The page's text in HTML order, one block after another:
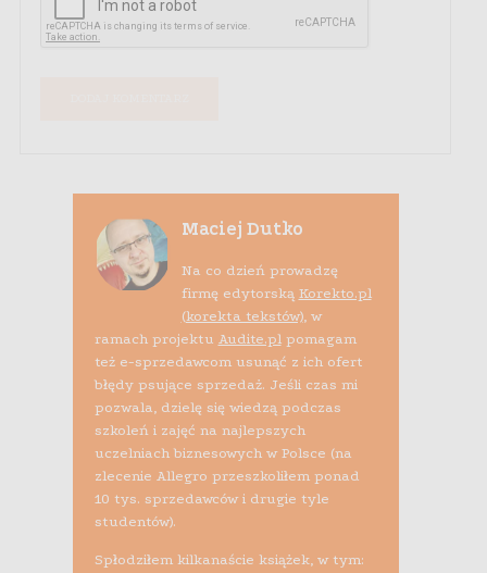
Maciej Dutko
Na co dzień prowadzę
firmę edytorską Korekto.pl
(korekta tekstów), w
ramach projektu Audite.plpomagam
też e-sprzedawcom usunąć z ich ofert
błędy psujące sprzedaż. Jeśli czas mi
pozwala, dzielę się wiedzą podczas
szkoleń i zajęć na najlepszych
uczelniach biznesowych w Polsce (na
zlecenie Allegro przeszkoliłem ponad
10 tys. sprzedawców i drugie tyle
studentów).
Spłodziłem kilkanaście książek, w tym: